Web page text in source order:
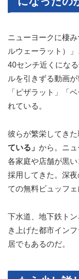
ニューヨークに棲
ルウェーラット）
40センチ近くにな
ルを引きずる動画
「ピザラット」「
れている。
彼らが繁栄してきた
ている」 から。ニュ
各家庭や店舗が黒
採用してきた。深
ての無料ビュッフェ
下水道、地下鉄ト
き上げた都市イン
居でもあるのだ。